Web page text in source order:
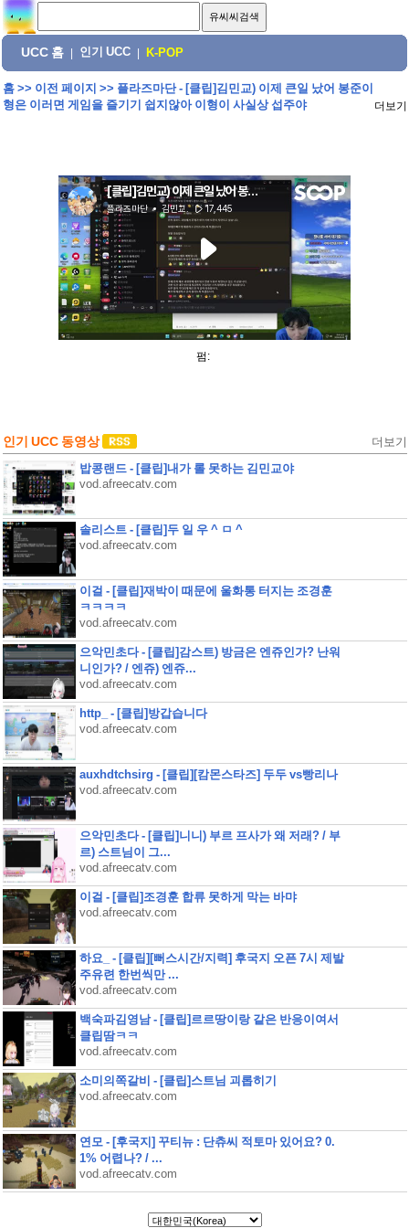
UCC 홈 인기 UCC K-POP
홈>> 이전 페이지 >> 플라즈마단 - [클립]김민교) 이제 큰일 났어 봉준이
형은 이러면 게임을 즐기기 쉽지않아 이형이 사실상 섭주야
더보기
펌:
인기 UCC 동영상 더보기
밥콩랜드 - [클립]내가 롤 못하는 김민교야
vod.afreecatv.com
솔리스트 - [클립]두 일 우 ^ ㅁ ^
vod.afreecatv.com
이걸 - [클립]재박이 때문에 울화통 터지는 조경훈
ㅋㅋㅋㅋ
vod.afreecatv.com
으악민초다 - [클립]감스트) 방금은 엔쥬인가? 난워
니인가? / 엔쥬) 엔쥬...
vod.afreecatv.com
http_ - [클립]방갑습니다
vod.afreecatv.com
auxhdtchsirg - [클립][캄몬스타즈] 두두 vs빵리나
vod.afreecatv.com
으악민초다 - [클립]니니) 부르 프사가 왜 저래? / 부
르) 스트님이 그...
vod.afreecatv.com
이걸 - [클립]조경훈 합류 못하게 막는 바먀
vod.afreecatv.com
하요_ - [클립][뻐스시간/지력] 후국지 오픈 7시 제발
주유련 한번씩만 ...
vod.afreecatv.com
백숙파김영남 - [클립]르르땅이랑 같은 반응이여서
클립땀ㅋㅋ
vod.afreecatv.com
소미의쪽갈비 - [클립]스트님 괴롭히기
vod.afreecatv.com
연모 - [후국지] 꾸티뉴 : 단츄씨 적토마 있어요? 0.
1% 어렵나? / ...
vod.afreecatv.com